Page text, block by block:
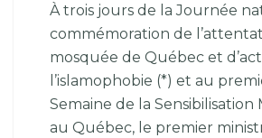
À trois jours de la Journée
commémoration de
mosquée de Québec et
l’islamophobie (*) et au
Semaine de la
au Québec, le premier